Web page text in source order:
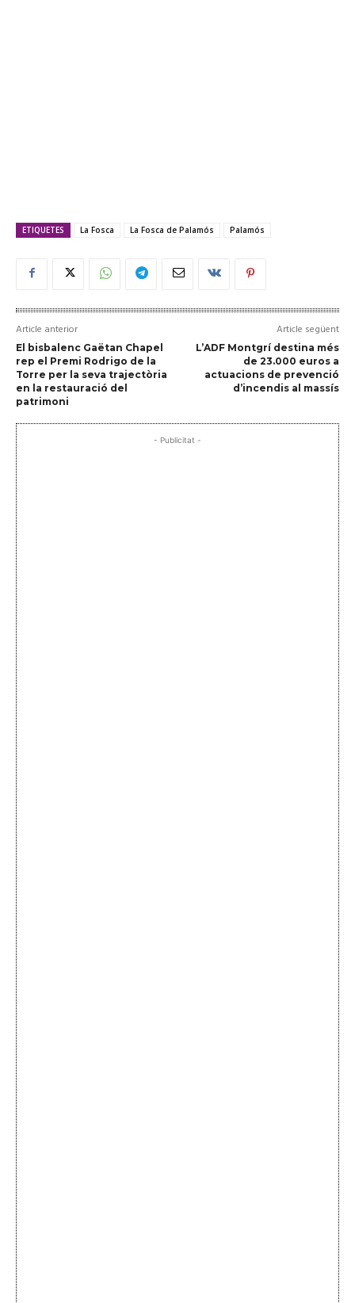
ETIQUETES La Fosca La Fosca de Palamós Palamós
Article anterior
El bisbalenc Gaëtan Chapel
rep el Premi Rodrigo de la
Torre per la seva trajectòria
en la restauració del
patrimoni
Article següent
L’ADF Montgrí destina més
de 23.000 euros a
actuacions de prevenció
d’incendis al massís
- Publicitat -